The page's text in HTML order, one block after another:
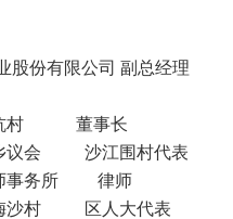
股份有限公司 副总经理
坑村 董事长
乡议会 沙江围村代表
师事务所 律师
大梅沙村 区人大代表